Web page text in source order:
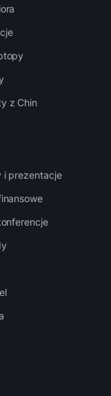
z Chin
i prezentacje